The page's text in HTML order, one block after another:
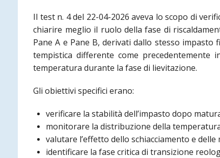
Il test n. 4 del 22-04-2026 aveva lo scopo di
chiarire meglio il ruolo della fase di
Pane A e Pane B, derivati dallo stesso
tempistica differente come
temperatura durante la fase di lievitazione.
Gli obiettivi specifici erano:
verificare la stabilità dell’impasto dopo
monitorare la distribuzione della
valutare l’effetto dello schiacciamento e
identificare la fase critica di transizione